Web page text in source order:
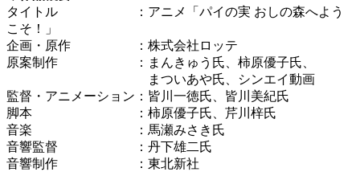
タイトル ：アニメ「パイの実 おしの森へよう
こそ！」
企画・原作 ：株式会社ロッテ
原案制作 ：まんきゅう氏、柿原優子氏、
まついあや氏、シンエイ動画
監督・アニメーション：皆川一徳氏、皆川美紀氏
脚本 ：柿原優子氏、芹川梓氏
音楽 ：馬瀬みさき氏
音響監督 ：丹下雄二氏
音響制作 ：東北新社